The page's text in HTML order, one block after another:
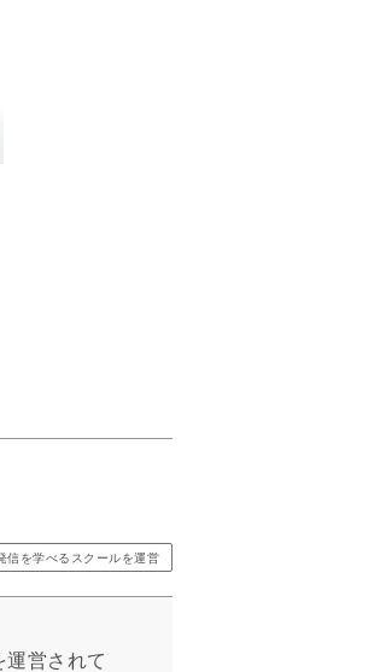
信を学べるスクールを運営
営されて